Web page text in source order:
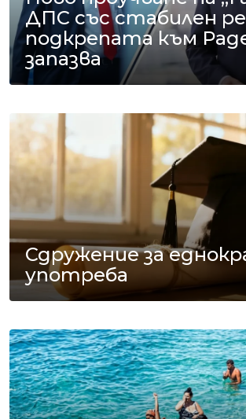
ДПС със стабилен
подкрепата към
запазва
Сдружение за
употреба